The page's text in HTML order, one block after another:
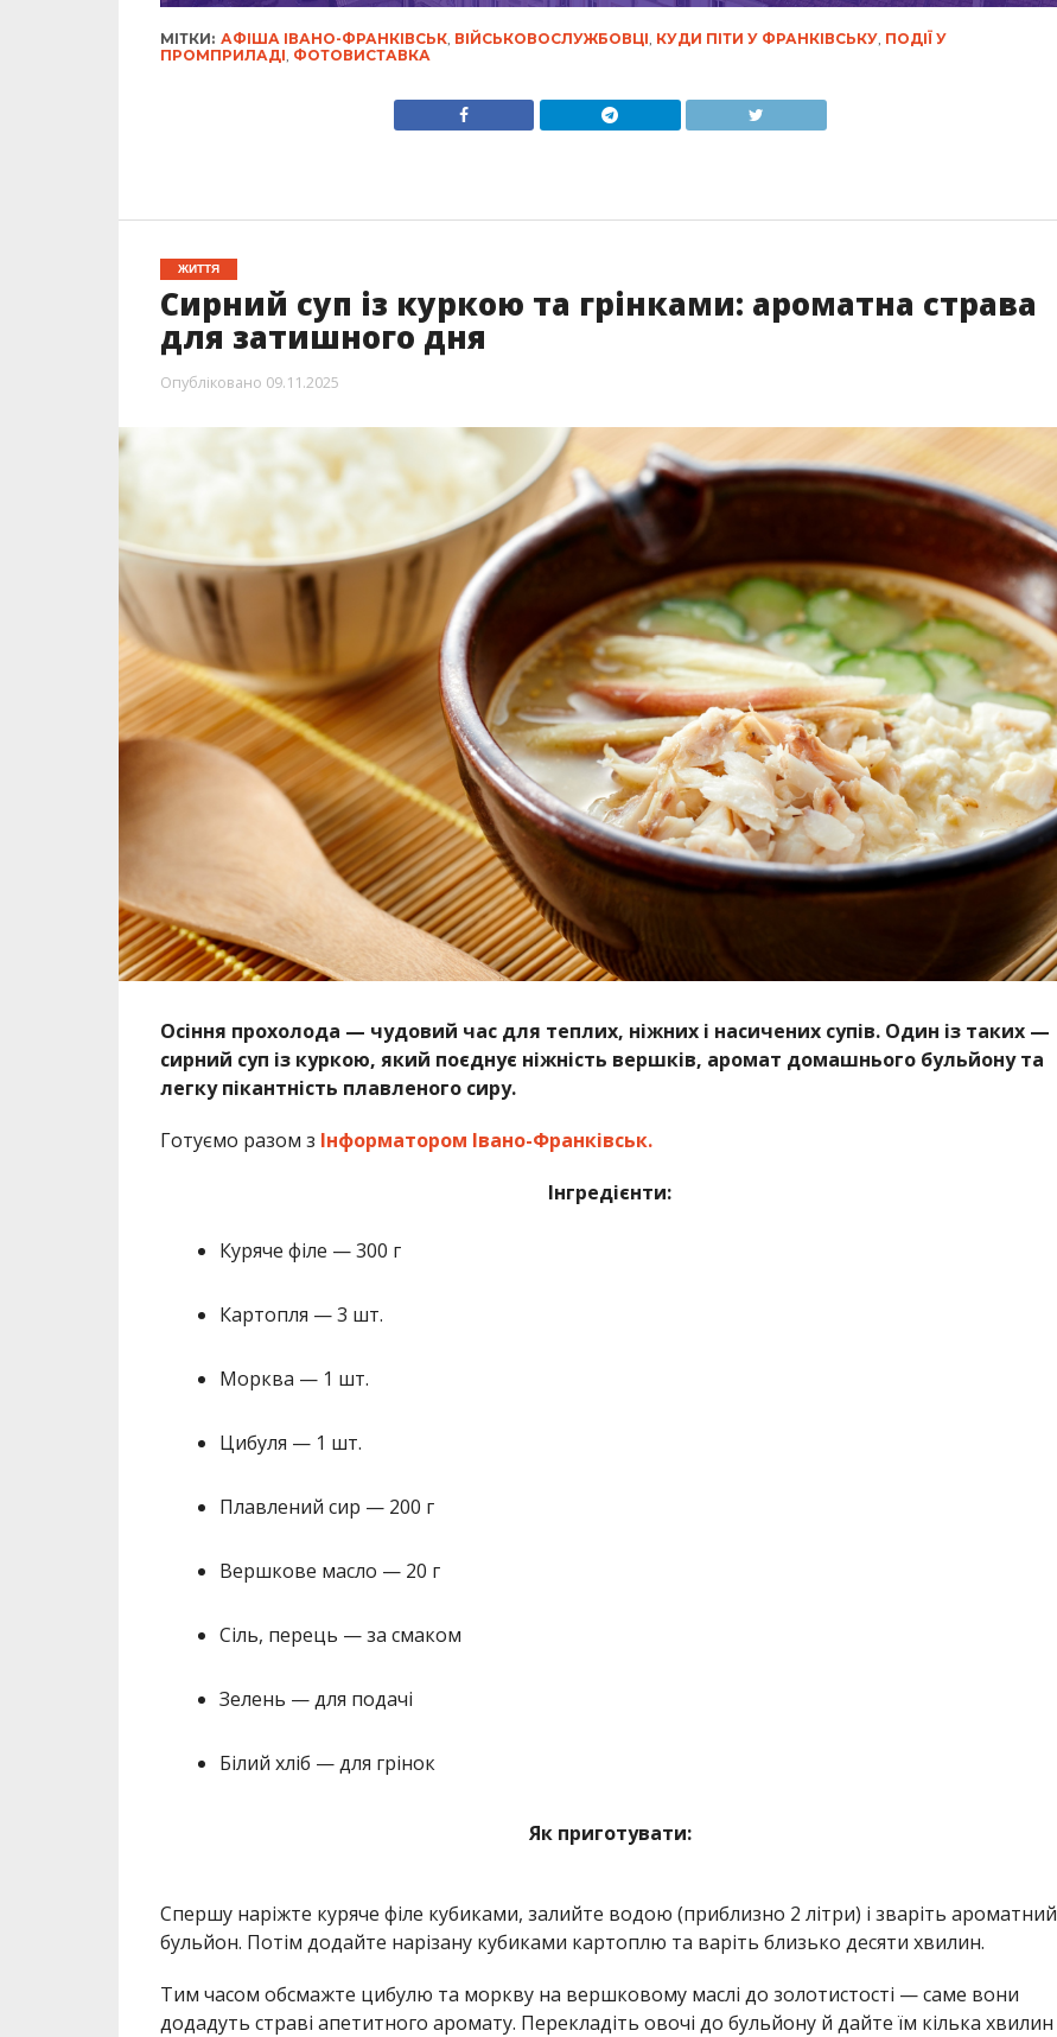
МІТКИ: АФІША ІВАНО-ФРАНКІВСЬК, ВІЙСЬКОВОСЛУЖБОВЦІ, КУДИ ПІТИ У ФРАНКІВСЬКУ, ПОДІЇ У
ПРОМПРИЛАДІ, ФОТОВИСТАВКА
ЖИТТЯ
Сирний суп із куркою та грінками: ароматна страва
для затишного дня
Опубліковано 09.11.2025
Осіння прохолода — чудовий час для теплих, ніжних і насичених супів. Один із таких —
сирний суп із куркою, який поєднує ніжність вершків, аромат домашнього бульйону та
легку пікантність плавленого сиру.
Готуємо разом з Інформатором Івано-Франківськ.
Інгредієнти:
Куряче філе — 300 г
Картопля — 3 шт.
Морква — 1 шт.
Цибуля — 1 шт.
Плавлений сир — 200 г
Вершкове масло — 20 г
Сіль, перець — за смаком
Зелень — для подачі
Білий хліб — для грінок
Як приготувати:
Спершу наріжте куряче філе кубиками, залийте водою (приблизно 2 літри) і зваріть ароматний
бульйон. Потім додайте нарізану кубиками картоплю та варіть близько десяти хвилин.
Тим часом обсмажте цибулю та моркву на вершковому маслі до золотистості — саме вони
додадуть страві апетитного аромату. Перекладіть овочі до бульйону й дайте їм кілька хвилин